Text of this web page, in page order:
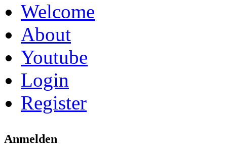
Welcome
About
Youtube
Login
Register
Anmelden